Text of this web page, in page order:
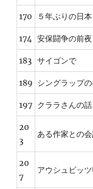
170 ５年ぶりの日本
174 安保闘争の前夜
183 サイゴンで
189 シングラップ
197 クララさんの話
20
3
ある作家との
20
7
アウシュビッ